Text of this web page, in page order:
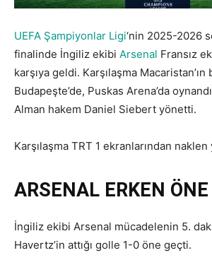
UEFA Şampiyonlar Ligi‘nin 2025-2026
finalinde İngiliz ekibi Arsenal Fransız
karşıya geldi. Karşılaşma Macaristan’ın
Budapeşte’de, Puskas Arena’da
Alman hakem Daniel Siebert yönetti.
Karşılaşma TRT 1 ekranlarından naklen
ARSENAL ERKEN
İngiliz ekibi Arsenal mücadelenin 5.
Havertz’in attığı golle 1-0 öne geçti.